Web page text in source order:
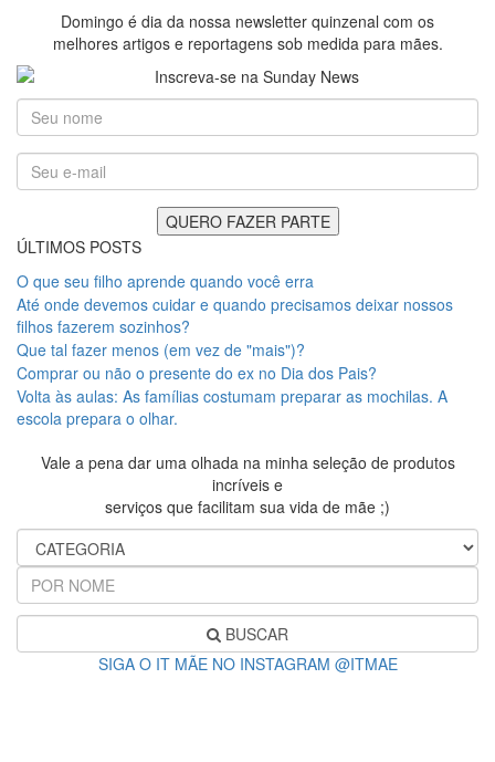
Domingo é dia da nossa newsletter quinzenal com os
melhores artigos e reportagens sob medida para mães.
ÚLTIMOS POSTS
O que seu filho aprende quando você erra
Até onde devemos cuidar e quando precisamos deixar nossos
filhos fazerem sozinhos?
Que tal fazer menos (em vez de "mais")?
Comprar ou não o presente do ex no Dia dos Pais?
Volta às aulas: As famílias costumam preparar as mochilas. A
escola prepara o olhar.
Vale a pena dar uma olhada na minha seleção de produtos
incríveis e
serviços que facilitam sua vida de mãe ;)
BUSCAR
SIGA O IT MÃE NO INSTAGRAM @ITMAE